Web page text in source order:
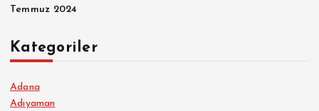
Temmuz 2024
Kategoriler
Adana
Adıyaman